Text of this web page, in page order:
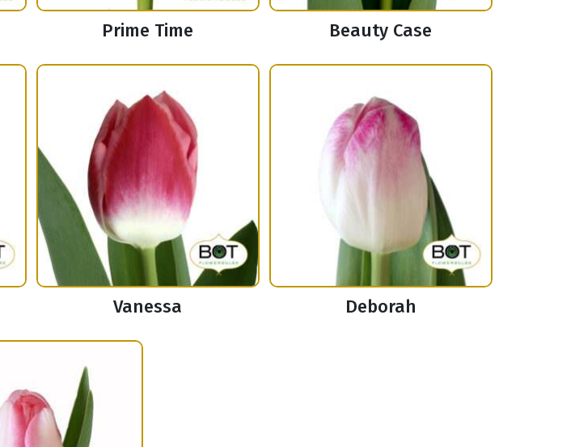
Prime Time Beauty Case
Vanessa Deborah